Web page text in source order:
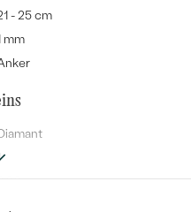
- 25 cm
mm
ct